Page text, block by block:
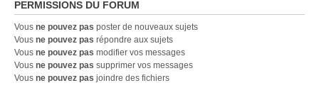
PERMISSIONS DU FORUM
Vous ne pouvez pas poster de nouveaux sujets
Vous ne pouvez pas répondre aux sujets
Vous ne pouvez pas modifier vos messages
Vous ne pouvez pas supprimer vos messages
Vous ne pouvez pas joindre des fichiers